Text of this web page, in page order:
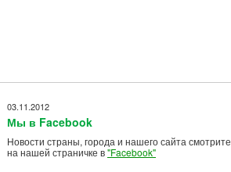
03.11.2012
Мы в Facebook
Новости страны, города и нашего сайта смотрите
на нашей страничке в"Facebook"